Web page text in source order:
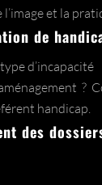
et la
de
d’incapacité
?
handicap.
des